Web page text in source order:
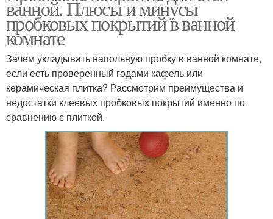
ванной. Плюсы и минусы
пробковых покрытий в ванной
комнате
Зачем укладывать напольную пробку в ванной комнате,
если есть проверенный годами кафель или
керамическая плитка? Рассмотрим преимущества и
недостатки клеевых пробковых покрытий именно по
сравнению с плиткой.